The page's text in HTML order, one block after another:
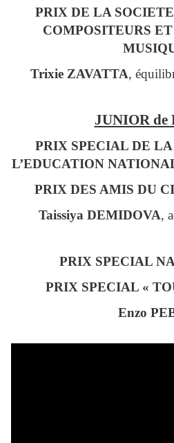
PRIX DE LA
COMPOSITEURS
Trixie ZAVATTA,
JUNIOR de
PRIX SPECIAL DE
L’EDUCATION
PRIX DES AMIS DU
Taissiya DEMIDOVA,
PRIX SPECIAL
PRIX SPECIAL «
Enzo